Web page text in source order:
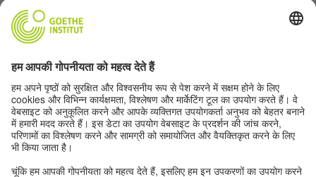
जर्मन भाषा का अभ्यास मुफ्त में करें
गोएथे संस्थान के जर्मन पाठ्यक्रम
शिक्षक पोर्टल "Deutschstunde"
गोपनीयता और सुगम्यता